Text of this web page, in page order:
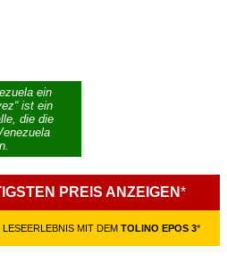
ein
ist ein
die die
PREIS ANZEIGEN*
LESEERLEBNIS MIT DEM TOLINO EPOS 3*